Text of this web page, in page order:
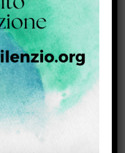
fare-per-Dio, ma
me. Il…
Visualizza
Leave a comment